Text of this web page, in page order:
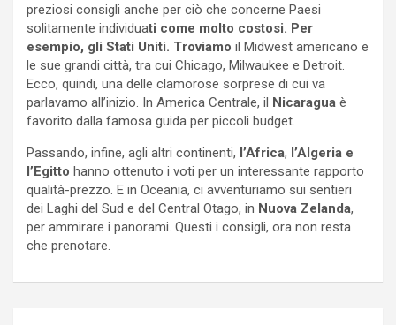
preziosi consigli anche per ciò che concerne Paesi
solitamente individuati come molto costosi. Per
esempio, gli Stati Uniti. Troviamo il Midwest americano e
le sue grandi città, tra cui Chicago, Milwaukee e Detroit.
Ecco, quindi, una delle clamorose sorprese di cui va
parlavamo all’inizio. In America Centrale, il Nicaragua è
favorito dalla famosa guida per piccoli budget.
Passando, infine, agli altri continenti, l’Africa, l’Algeria e
l’Egitto hanno ottenuto i voti per un interessante rapporto
qualità-prezzo. E in Oceania, ci avventuriamo sui sentieri
dei Laghi del Sud e del Central Otago, in Nuova Zelanda,
per ammirare i panorami. Questi i consigli, ora non resta
che prenotare.